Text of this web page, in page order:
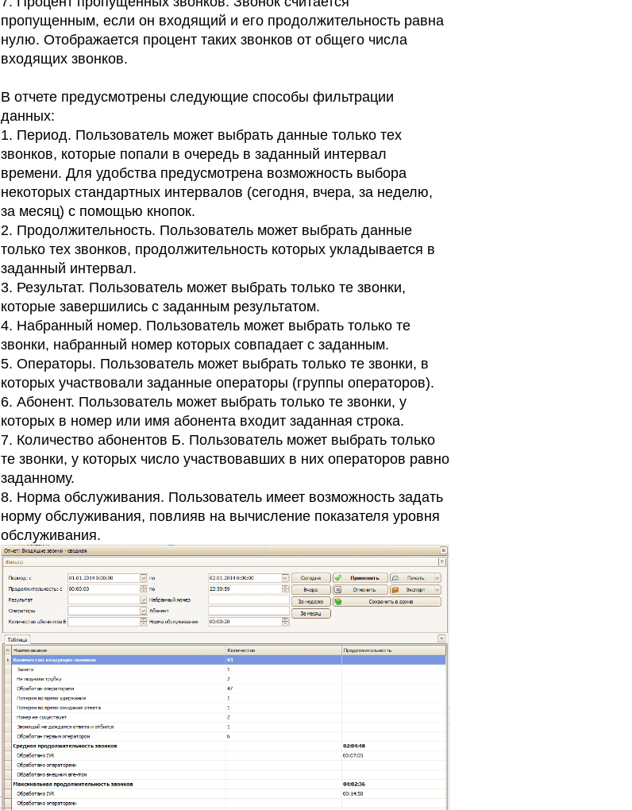
пропущенным, если он входящий и его продолжительность равна
нулю. Отображается процент таких звонков от общего числа
входящих звонков.
В отчете предусмотрены следующие способы фильтрации
данных:
1. Период. Пользователь может выбрать данные только тех
звонков, которые попали в очередь в заданный интервал
времени. Для удобства предусмотрена возможность выбора
некоторых стандартных интервалов (сегодня, вчера, за неделю,
за месяц) с помощью кнопок.
2. Продолжительность. Пользователь может выбрать данные
только тех звонков, продолжительность которых укладывается в
заданный интервал.
3. Результат. Пользователь может выбрать только те звонки,
которые завершились с заданным результатом.
4. Набранный номер. Пользователь может выбрать только те
звонки, набранный номер которых совпадает с заданным.
5. Операторы. Пользователь может выбрать только те звонки, в
которых участвовали заданные операторы (группы операторов).
6. Абонент. Пользователь может выбрать только те звонки, у
которых в номер или имя абонента входит заданная строка.
7. Количество абонентов Б. Пользователь может выбрать только
те звонки, у которых число участвовавших в них операторов равно
заданному.
8. Норма обслуживания. Пользователь имеет возможность задать
норму обслуживания, повлияв на вычисление показателя уровня
обслуживания.